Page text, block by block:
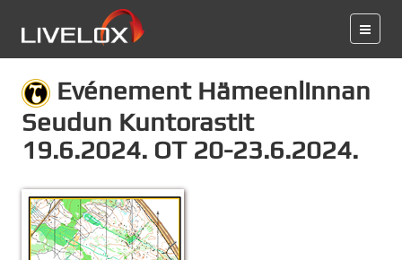
Evénement Hämeenlinnan
Seudun Kuntorastit
19.6.2024. OT 20-23.6.2024.